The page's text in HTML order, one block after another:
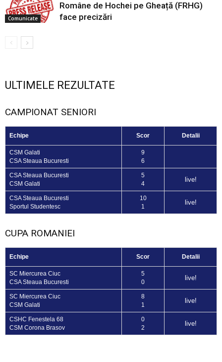
Comunicate
Române de Hochei pe Gheață (FRHG)
face precizări
ULTIMELE REZULTATE
CAMPIONAT SENIORI
Echipe Scor Detalii
CSM Galati
CSA Steaua Bucuresti
9
6
CSA Steaua Bucuresti
CSM Galati
5
4
live!
CSA Steaua Bucuresti
Sportul Studentesc
10
1
live!
CUPA ROMANIEI
Echipe Scor Detalii
SC Miercurea Ciuc
CSA Steaua Bucuresti
5
0
live!
SC Miercurea Ciuc
CSM Galati
8
1
live!
CSHC Fenestela 68
CSM Corona Brasov
0
2
live!